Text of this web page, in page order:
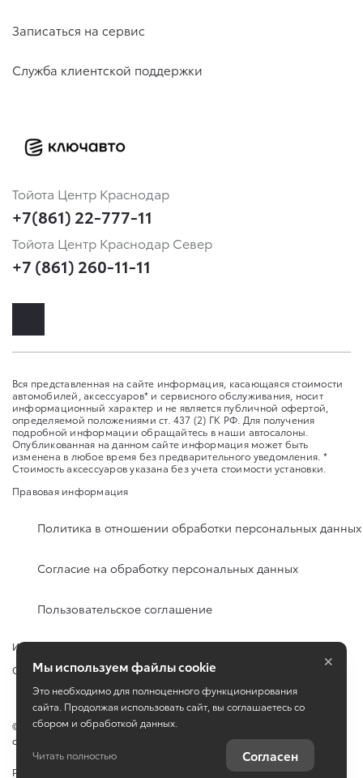
Записаться на сервис
Служба клиентской поддержки
Тойота Центр Краснодар
+7(861) 22-777-11
Тойота Центр Краснодар Север
+7 (861) 260-11-11
Вся представленная на сайте информация, касающаяся стоимости
автомобилей, аксессуаров* и сервисного обслуживания, носит
информационный характер и не является публичной офертой,
определяемой положениями ст. 437 (2) ГК РФ. Для получения
подробной информации обращайтесь в наши автосалоны.
Опубликованная на данном сайте информация может быть
изменена в любое время без предварительного уведомления. *
Стоимость аксессуаров указана без учета стоимости установки.
Правовая информация
Политика в отношении обработки персональных данных
Согласие на обработку персональных данных
Пользовательское соглашение
Изменить настройку cookies
Сбросить cookie
© 2026ООО «КЛЮЧАВТО» город Горячий Ключ, ул. Революции, д. 4,
офис 1
Работает на технологиях
Мы используем файлы cookie
Это необходимо для полноценного функционирования
сайта. Продолжая использовать сайт, вы соглашаетесь со
сбором и обработкой данных.
Читать полностью Согласен
×